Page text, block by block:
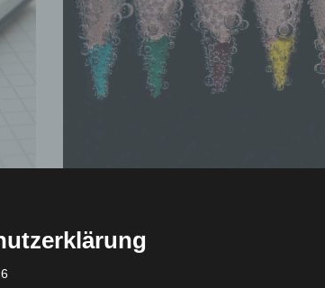
Eine Schmuckfarbe, auch Sonderfarbe
zusätzlich zu den Grundfarben